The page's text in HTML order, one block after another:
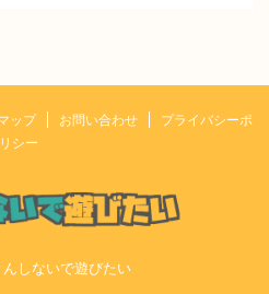
ップ お問い合わせ
プライバシーポ
リシー
しないで遊びたい